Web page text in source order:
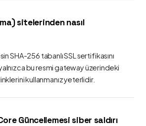
sitelerinden nasıl
SHA-256 tabanlı SSL sertifikasını
bu resmi gateway üzerindeki
kullanmanız yeterlidir.
Güncellemesi siber saldırı